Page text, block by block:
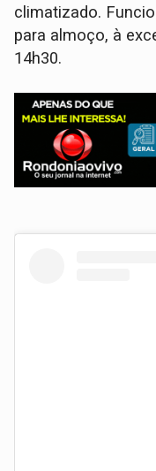
climatizado.
para almoço, à
14h30.